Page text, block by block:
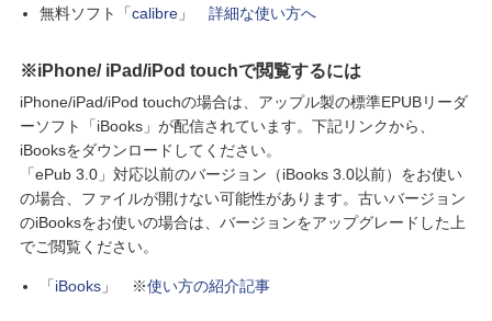
無料ソフト「calibre」 詳細な使い方へ
※iPhone/ iPad/iPod touchで閲覧するには
iPhone/iPad/iPod touchの場合は、アップル製の標準EPUBリーダ
ーソフト「iBooks」が配信されています。下記リンクから、
iBooksをダウンロードしてください。
「ePub 3.0」対応以前のバージョン（iBooks 3.0以前）をお使い
の場合、ファイルが開けない可能性があります。古いバージョン
のiBooksをお使いの場合は、バージョンをアップグレードした上
でご閲覧ください。
「iBooks」 ※使い方の紹介記事